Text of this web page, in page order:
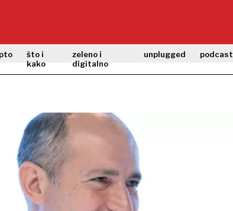
što i
kako
zeleno i
digitalno
unplugged podcast